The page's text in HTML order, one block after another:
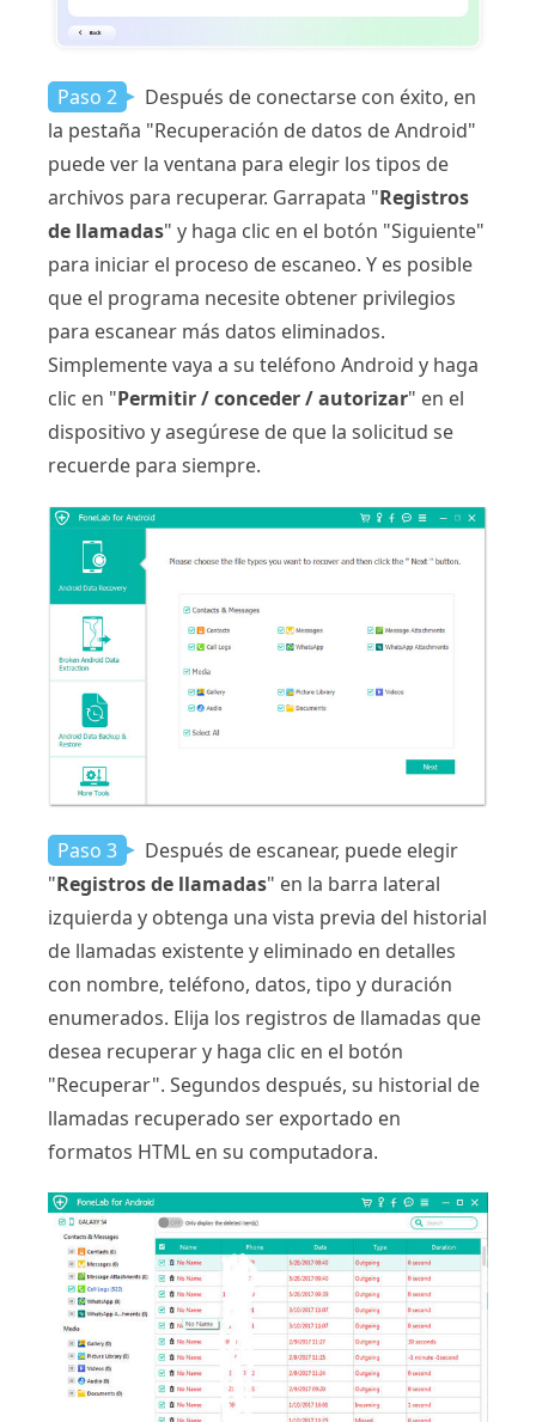
Paso 2
Después de conectarse con éxito, en
la pestaña "Recuperación de datos de Android"
puede ver la ventana para elegir los tipos de
archivos para recuperar. Garrapata "Registros
de llamadas" y haga clic en el botón "Siguiente"
para iniciar el proceso de escaneo. Y es posible
que el programa necesite obtener privilegios
para escanear más datos eliminados.
Simplemente vaya a su teléfono Android y haga
clic en "Permitir / conceder / autorizar" en el
dispositivo y asegúrese de que la solicitud se
recuerde para siempre.
Paso 3
Después de escanear, puede elegir
"Registros de llamadas" en la barra lateral
izquierda y obtenga una vista previa del historial
de llamadas existente y eliminado en detalles
con nombre, teléfono, datos, tipo y duración
enumerados. Elija los registros de llamadas que
desea recuperar y haga clic en el botón
"Recuperar". Segundos después, su historial de
llamadas recuperado ser exportado en
formatos HTML en su computadora.